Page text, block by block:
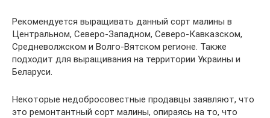
Рекомендуется выращивать данный сорт малины в
Центральном, Северо-Западном, Северо-Кавказском,
Средневолжском и Волго-Вятском регионе. Также
подходит для выращивания на территории Украины и
Беларуси.
Некоторые недобросовестные продавцы заявляют, что
это ремонтантный сорт малины, опираясь на то, что